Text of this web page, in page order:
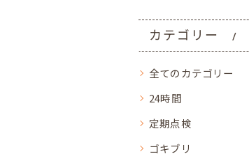
カテゴリー
全てのカテゴリー
24時間
定期点検
ゴキブリ